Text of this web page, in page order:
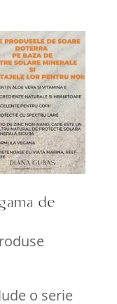
de
o serie